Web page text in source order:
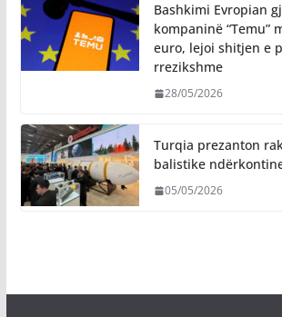
Bashkimi Evropian
kompaninë “Temu”
euro, lejoi shitjen e
rrezikshme
28/05/2026
Turqia prezanton
balistike
05/05/2026